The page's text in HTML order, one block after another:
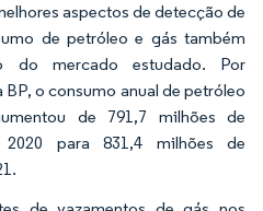
aspectos de detecção de
de petróleo e gás também
do mercado estudado. Por
o consumo anual de petróleo
de 791,7 milhões de
para 831,4 milhões de